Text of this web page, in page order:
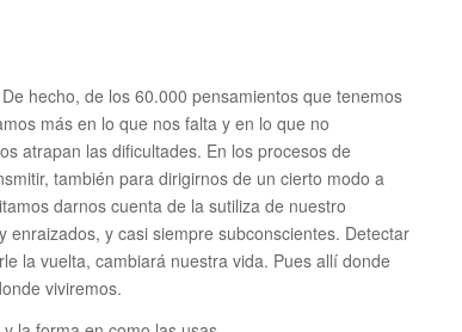
hecho, de los 60.000 pensamientos que tenemos
más en lo que nos falta y en lo que no
atrapan las dificultades. En los procesos de
también para dirigirnos de un cierto modo a
darnos cuenta de la sutiliza de nuestro
y casi siempre subconscientes. Detectar
la vuelta, cambiará nuestra vida. Pues allí donde
viviremos.